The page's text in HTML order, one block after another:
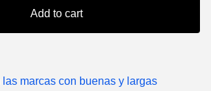
Add to cart
las marcas con buenas y largas